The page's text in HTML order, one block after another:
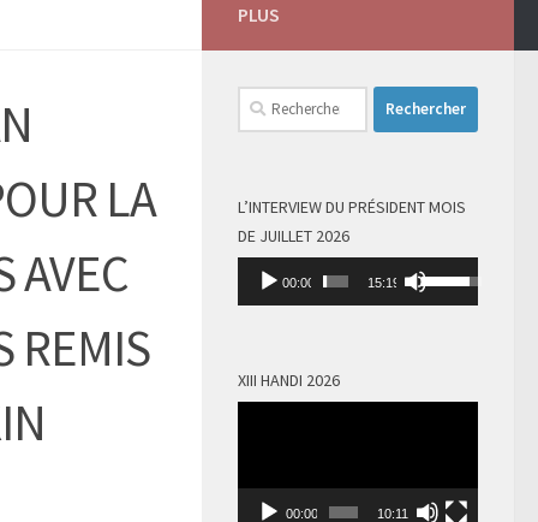
LA
AVEC
REMIS
PLUS
Rechercher :
L’INTERVIEW DU PRÉSIDENT MOIS
DE JUILLET 2026
Lecteur
00:00 15:19
Utilisez
les
le
XIII HANDI 2026
00:00 10:11